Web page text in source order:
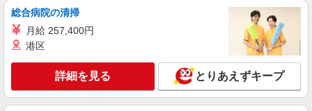
時給1500円〜2150円 ＜日払い有/週払い有/交
通費全支給(ガソリン代含む)＞
キープ 詳細を見る
総合病院の清掃
月給 257,400円
港区
詳細を見る とりあえずキープ